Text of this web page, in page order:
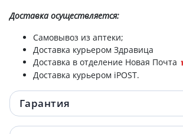
Solgar (Солгар) витамин Д3 600ме капс
БАД SOLGAR ВИТАМИН Д3 1000МЕ КАПС
№100
Solgar (Солгар) эстер-с+вит с капс 500мг
№50
Доставкаосуществляется:
Самовывоз из аптеки;
Доставка курьером Здравица
Доставка в отделение Новая Почта
Доставка курьером iPOST.
Гарантия